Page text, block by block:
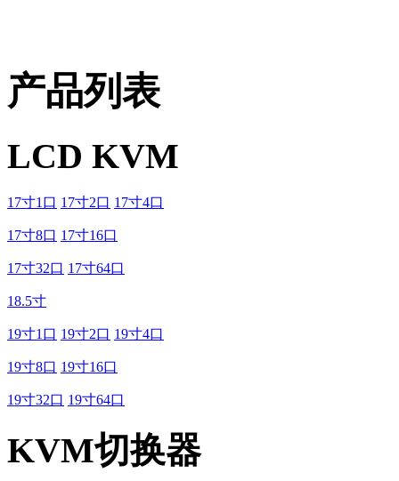
产品列表
LCD KVM
17寸1口 17寸2口 17寸4口
17寸8口 17寸16口
17寸32口 17寸64口
18.5寸
19寸1口 19寸2口 19寸4口
19寸8口 19寸16口
19寸32口 19寸64口
KVM切换器